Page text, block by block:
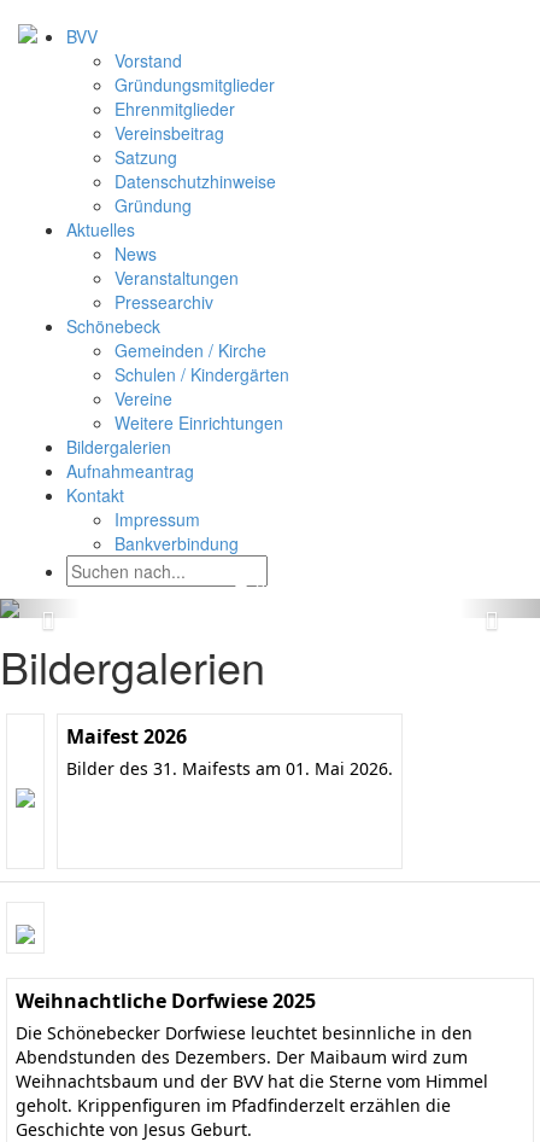
BVV
Vorstand
Gründungsmitglieder
Ehrenmitglieder
Vereinsbeitrag
Satzung
Datenschutzhinweise
Gründung
Aktuelles
News
Veranstaltungen
Pressearchiv
Schönebeck
Gemeinden / Kirche
Schulen / Kindergärten
Vereine
Weitere Einrichtungen
Bildergalerien
Aufnahmeantrag
Kontakt
Impressum
Bankverbindung
Bildergalerien
Maifest 2026
Bilder des 31. Maifests am 01. Mai 2026.
Weihnachtliche Dorfwiese 2025
Die Schönebecker Dorfwiese leuchtet besinnliche in den
Abendstunden des Dezembers. Der Maibaum wird zum
Weihnachtsbaum und der BVV hat die Sterne vom Himmel
geholt. Krippenfiguren im Pfadfinderzelt erzählen die
Geschichte von Jesus Geburt.